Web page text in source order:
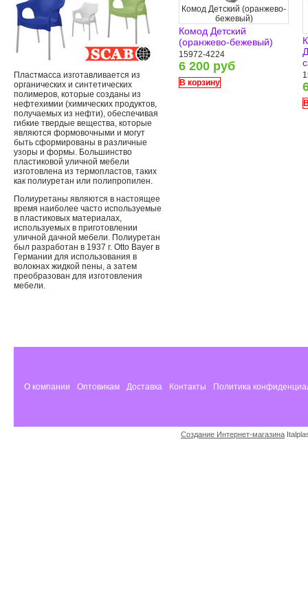
Пластмасса изготавливается из
органических и синтетических
полимеров, которые созданы из
нефтехимии (химических продуктов,
получаемых из нефти), обеспечивая
гибкие твердые вещества, которые
являются формовочными и могут
быть сформированы в различные
узоры и формы. Большинство
пластиковой уличной мебели
изготовлена ​​из термопластов, таких
как полиуретан или полипропилен.
Полиуретаны являются в настоящее
время наиболее часто используемые
в пластиковых материалах,
используемых в приготовлении
уличной дачной мебели. Полиуретан
был разработан в 1937 г. Otto Bayer в
Германии для использования в
волокнах жидкой пены, а затем
преобразован для изготовления
мебели.
Комод Детский (оранжево-
бежевый)
Комод Детский
(оранжево-бежевый)
15972-4224
6 200 руб
В корзину
О компании Оптовикам Доставка Контакты Политика
Создание Интернет-магазина